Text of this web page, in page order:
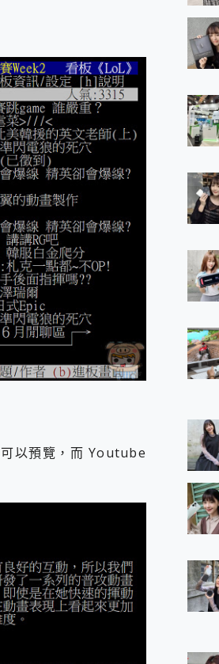
以預覽，而 Youtube